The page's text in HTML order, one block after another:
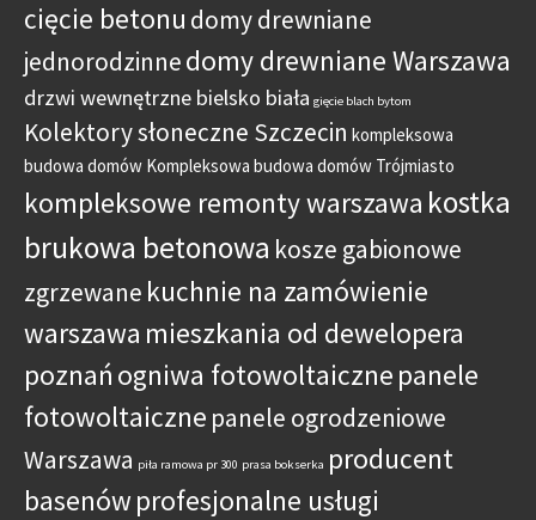
cięcie betonu domy drewniane
jednorodzinnedomy drewniane Warszawa
drzwi wewnętrzne bielsko biała gięcie blach bytom
Kolektory słoneczne Szczecin kompleksowa
budowa domów Kompleksowa budowa domów Trójmiasto
kompleksowe remonty warszawa kostka
brukowa betonowa kosze gabionowe
zgrzewane kuchnie na zamówienie
warszawa mieszkania od dewelopera
poznań ogniwa fotowoltaiczne panele
fotowoltaiczne panele ogrodzeniowe
Warszawa piła ramowa pr 300 prasa bokserka producent
basenów profesjonalne usługi